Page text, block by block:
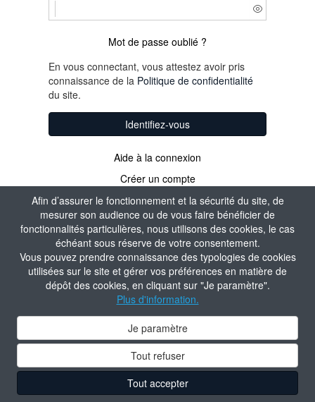
Afin d’assurer le fonctionnement et la sécurité du site, de
mesurer son audience ou de vous faire bénéficier de
fonctionnalités particulières, nous utilisons des cookies, le cas
échéant sous réserve de votre consentement.
Vous pouvez prendre connaissance des typologies de cookies
utilisées sur le site et gérer vos préférences en matière de
dépôt des cookies, en cliquant sur "Je paramètre".
Plus d'information.
Je paramètre
Tout refuser
Tout accepter
Mot de passe oublié ?
En vous connectant, vous attestez avoir pris
connaissance de la Politique de confidentialité
du site.
Identifiez-vous
Aide à la connexion
Créer un compte